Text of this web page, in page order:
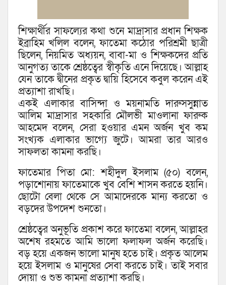
শিক্ষার্থীর সাফল্যের কথা শুনে মাদ্রাসার প্রধান শিক্ষক
ইব্রাহিম খলিল বলেন, ফাতেমা কঠোর পরিশ্রমী ছাত্রী
ছিলেন, নিয়মিত অধ্যয়ন, বাবা-মা ও শিক্ষকদের প্রতি
আনুগত্য তাকে শ্রেষ্ঠত্বের স্বীকৃতি এনে দিয়েছে। আল্লাহ
যেন তাকে দ্বীনের প্রকৃত দ্বায়ি হিসেবে কবুল করেন এই
প্রত্যাশা রাখছি।
একই এলাকার বাসিন্দা ও ময়নামতি দারুসসুন্নাত
আলিম মাদ্রাসার সহকারি মৌলভী মাওলানা ফারুক
আহমেদ বলেন, সেরা হওয়ার এমন অর্জন খুব কম
সংখ্যক এলাকার ভাগ্যে জুটে। আমরা তার আরও
সাফলতা কামনা করছি।
ফাতেমার পিতা মো: শহীদুল ইসলাম (৫০) বলেন,
পড়াশোনায় ফাতেমাকে খুব বেশি শাসন করতে হয়নি।
ছোটো বেলা থেকে সে আমাদেরকে মান্য করতো ও
বড়দের উপদেশ শুনতো।
শ্রেষ্ঠত্বের অনুভূতি প্রকাশ করে ফাতেমা বলেন, আল্লাহর
অশেষ রহমতে আমি ভালো ফলাফল অর্জন করেছি।
বড় হয়ে একজন ভালো মানুষ হতে চাই। প্রকৃত আলেম
হয়ে ইসলাম ও মানুষের সেবা করতে চাই। তাই সবার
দোয়া ও শুভ কামনা প্রত্যাশা করছি।